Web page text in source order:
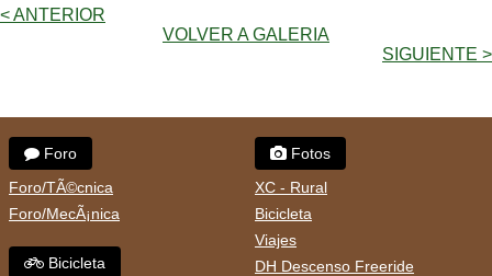
< ANTERIOR
VOLVER A GALERIA
SIGUIENTE >
Foro
Foro/TÃ©cnica
Foro/MecÃ¡nica
Bicicleta
Fotos
XC - Rural
Bicicleta
Viajes
DH Descenso Freeride